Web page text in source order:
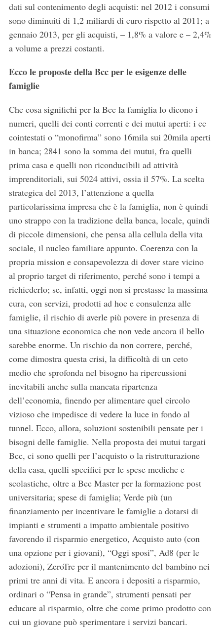
dati sul contenimento degli acquisti: nel 2012 i consumi
sono diminuiti di 1,2 miliardi di euro rispetto al 2011; a
gennaio 2013, per gli acquisti, – 1,8% a valore e – 2,4%
a volume a prezzi costanti.
Ecco le proposte della Bcc per le esigenze delle
famiglie
Che cosa significhi per la Bcc la famiglia lo dicono i
numeri, quelli dei conti correnti e dei mutui aperti: i cc
cointestati o “monofirma” sono 16mila sui 20mila aperti
in banca; 2841 sono la somma dei mutui, fra quelli
prima casa e quelli non riconducibili ad attività
imprenditoriali, sui 5024 attivi, ossia il 57%. La scelta
strategica del 2013, l’attenzione a quella
particolarissima impresa che è la famiglia, non è quindi
uno strappo con la tradizione della banca, locale, quindi
di piccole dimensioni, che pensa alla cellula della vita
sociale, il nucleo familiare appunto. Coerenza con la
propria mission e consapevolezza di dover stare vicino
al proprio target di riferimento, perché sono i tempi a
richiederlo; se, infatti, oggi non si prestasse la massima
cura, con servizi, prodotti ad hoc e consulenza alle
famiglie, il rischio di averle più povere in presenza di
una situazione economica che non vede ancora il bello
sarebbe enorme. Un rischio da non correre, perché,
come dimostra questa crisi, la difficoltà di un ceto
medio che sprofonda nel bisogno ha ripercussioni
inevitabili anche sulla mancata ripartenza
dell’economia, finendo per alimentare quel circolo
vizioso che impedisce di vedere la luce in fondo al
tunnel. Ecco, allora, soluzioni sostenibili pensate per i
bisogni delle famiglie. Nella proposta dei mutui targati
Bcc, ci sono quelli per l’acquisto o la ristrutturazione
della casa, quelli specifici per le spese mediche e
scolastiche, oltre a Bcc Master per la formazione post
universitaria; spese di famiglia; Verde più (un
finanziamento per incentivare le famiglie a dotarsi di
impianti e strumenti a impatto ambientale positivo
favorendo il risparmio energetico, Acquisto auto (con
una opzione per i giovani), “Oggi sposi”, Ad8 (per le
adozioni), ZeroTre per il mantenimento del bambino nei
primi tre anni di vita. E ancora i depositi a risparmio,
ordinari o “Pensa in grande”, strumenti pensati per
educare al risparmio, oltre che come primo prodotto con
cui un giovane può sperimentare i servizi bancari.